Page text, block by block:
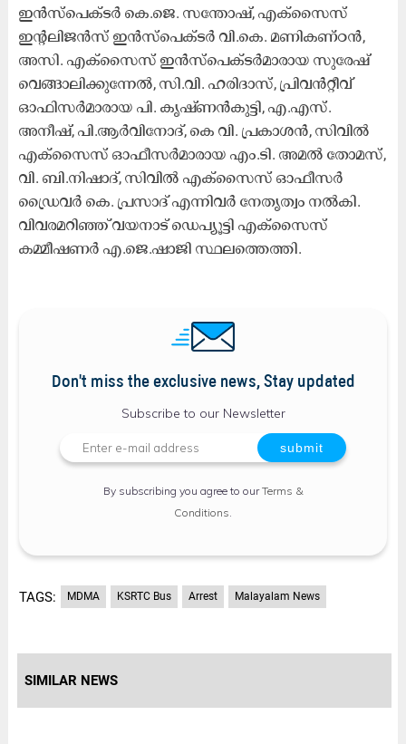
ഇൻസ്പെക്ടർ കെ.ജെ. സന്തോഷ്, എക്സൈസ്
ഇന്റലിജൻസ് ഇൻസ്പെക്ടർ വി.കെ. മണികണ്ഠൻ,
അസി. എക്സൈസ് ഇൻസ്പെക്ടർമാരായ സുരേഷ്
വെങ്ങാലിക്കുന്നേൽ, സി.വി. ഹരിദാസ്, പ്രിവൻറ്റീവ്
ഓഫിസർമാരായ പി. കൃഷ്ണൻകുട്ടി, എ.എസ്.
അനീഷ്, പി.ആർവിനോദ്, കെ വി. പ്രകാശൻ, സിവിൽ
എക്സൈസ് ഓഫീസർമാരായ എം.ടി. അമൽ തോമസ്,
വി. ബി.നിഷാദ്, സിവിൽ എക്സൈസ് ഓഫീസർ
ഡ്രൈവർ കെ. പ്രസാദ് എന്നിവർ നേതൃത്വം നൽകി.
വിവരമറിഞ്ഞ് വയനാട് ഡെപ്യൂട്ടി എക്സൈസ്
കമ്മീഷണർ എ.ജെ.ഷാജി സ്ഥലത്തെത്തി.
Don't miss the exclusive news, Stay updated
Subscribe to our Newsletter
By subscribing you agree to ourTerms &
Conditions
TAGS: MDMA KSRTC Bus Arrest Malayalam News
SIMILAR NEWS